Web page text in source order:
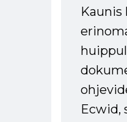
Kaunis
Ecwid,